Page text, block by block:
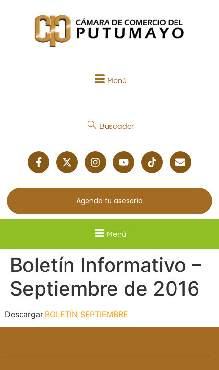
Menú
Buscador
Agenda tu asesoría
Menú
Boletín Informativo –
Septiembre de 2016
Descargar:BOLETÍN SEPTIEMBRE